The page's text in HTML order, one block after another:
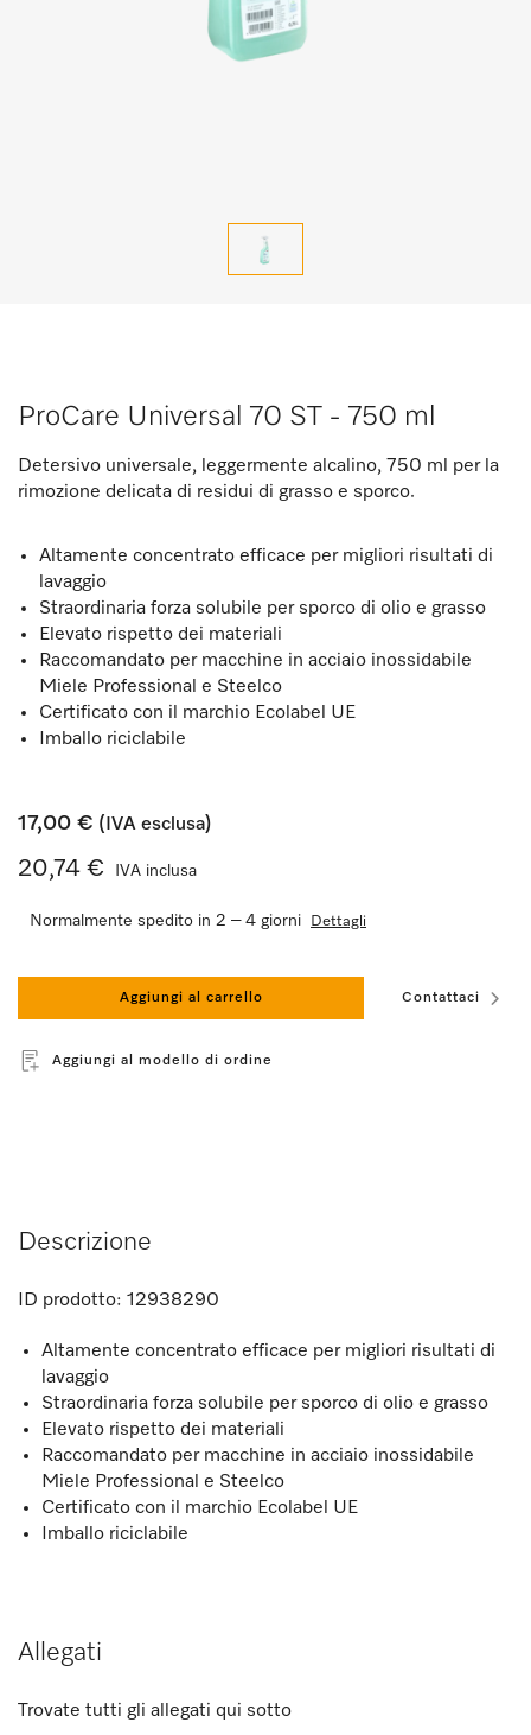
ProCare Universal 70 ST - 750 ml
Detersivo universale, leggermente alcalino, 750 ml per la
rimozione delicata di residui di grasso e sporco.
Altamente concentrato efficace per migliori risultati di
lavaggio
Straordinaria forza solubile per sporco di olio e grasso
Elevato rispetto dei materiali
Raccomandato per macchine in acciaio inossidabile
Miele Professional e Steelco
Certificato con il marchio Ecolabel UE
Imballo riciclabile
17,00 € (IVA esclusa)
20,74 € IVA inclusa
Normalmente spedito in 2 – 4 giorni Dettagli
Aggiungi al carrello Contattaci
Aggiungi al modello di ordine
Descrizione
ID prodotto: 12938290
Altamente concentrato efficace per migliori risultati di
lavaggio
Straordinaria forza solubile per sporco di olio e grasso
Elevato rispetto dei materiali
Raccomandato per macchine in acciaio inossidabile
Miele Professional e Steelco
Certificato con il marchio Ecolabel UE
Imballo riciclabile
Allegati
Trovate tutti gli allegati qui sotto